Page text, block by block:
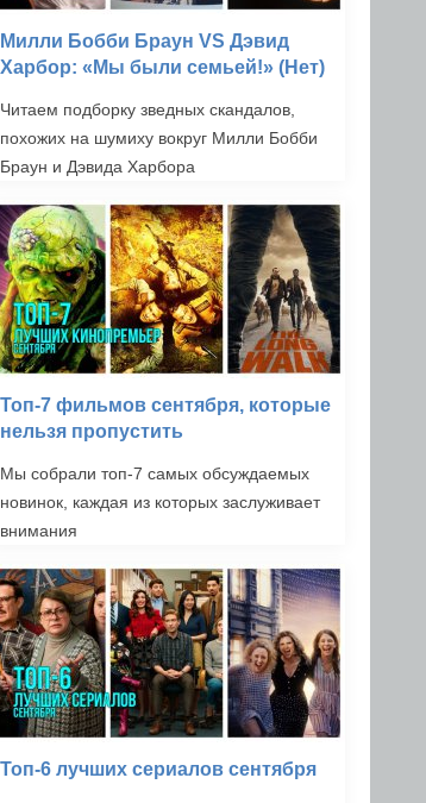
Милли Бобби Браун VS Дэвид
Харбор: «Мы были семьей!» (Нет)
Читаем подборку зведных скандалов,
похожих на шумиху вокруг Милли Бобби
Браун и Дэвида Харбора
Топ-7 фильмов сентября, которые
нельзя пропустить
Мы собрали топ-7 самых обсуждаемых
новинок, каждая из которых заслуживает
внимания
Топ-6 лучших сериалов сентября